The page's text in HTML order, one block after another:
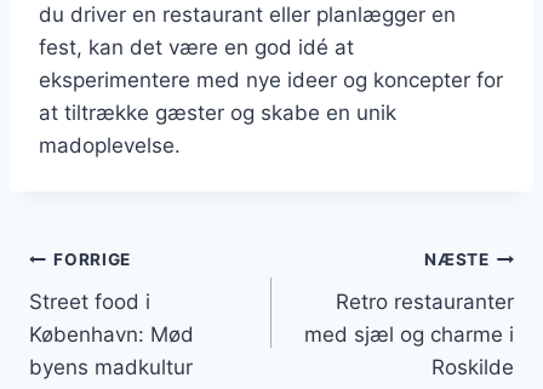
du driver en restaurant eller planlægger en
fest, kan det være en god idé at
eksperimentere med nye ideer og koncepter for
at tiltrække gæster og skabe en unik
madoplevelse.
Indlægsnavigation
FORRIGE
Street food i
København: Mød
byens madkultur
NÆSTE
Retro restauranter
med sjæl og charme i
Roskilde